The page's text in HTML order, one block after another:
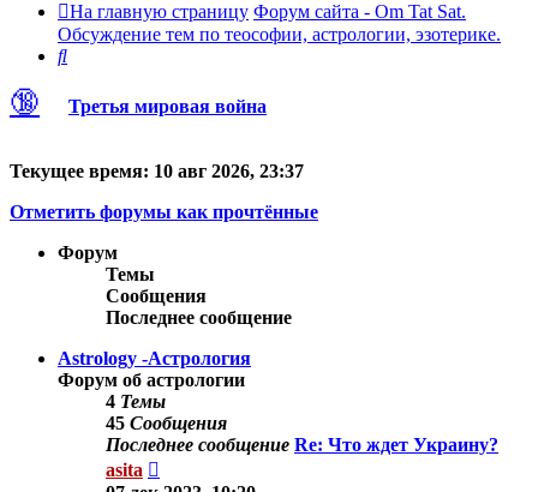
На главную страницу Форум сайта - Om Tat Sat.
Обсуждение тем по теософии, астрологии, эзотерике.
Поиск
🔞 Третья мировая война
Текущее время: 10 авг 2026, 23:37
Отметить форумы как прочтённые
Форум
Темы
Сообщения
Последнее сообщение
Astrology -Астрология
Форум об астрологии
4 Темы
45 Сообщения
Последнее сообщение Re: Что ждет Украину?
asita
к